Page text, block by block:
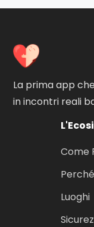
La prima app
in incontri reali
Come
Luoghi